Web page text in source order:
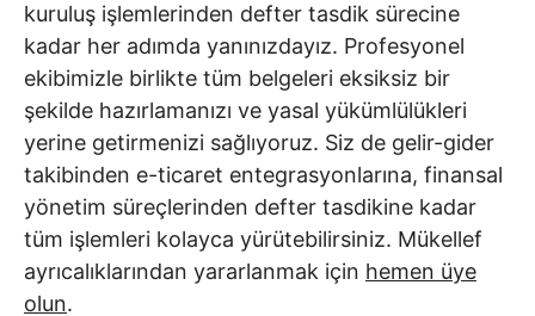
kuruluş işlemlerinden defter tasdik sürecine
kadar her adımda yanınızdayız. Profesyonel
ekibimizle birlikte tüm belgeleri eksiksiz bir
şekilde hazırlamanızı ve yasal yükümlülükleri
yerine getirmenizi sağlıyoruz. Siz de gelir-gider
takibinden e-ticaret entegrasyonlarına, finansal
yönetim süreçlerinden defter tasdikine kadar
tüm işlemleri kolayca yürütebilirsiniz. Mükellef
ayrıcalıklarından yararlanmak için hemen üye
olun.